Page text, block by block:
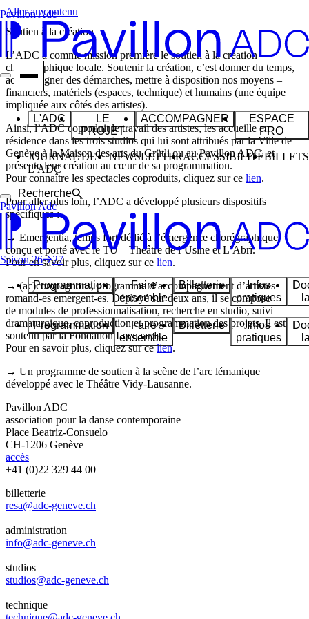
Aller au contenu
Pavillon Adc
L'ADC
LE
PROJET
ACCOMPAGNER
ESPACE
PRO
JOURNAL DE
L’ADC
NEWSLETTERACCESSIBILITÉBILLETS
Recherche
Pavillon Adc
Saison 26 27
Programmation
Faire
ensemble
Billetterie
Infos
pratiques
Programmation
Faire
ensemble
Billetterie
Infos
pratiques
Soutien à la création
L’ADC a comme mission première le soutien à la création
chorégraphique locale. Soutenir la création, c’est donner du temps,
accompagner des démarches, mettre à disposition nos moyens –
financiers, matériels (espaces, technique) et humains (une équipe
impliquée aux côtés des artistes).
Ainsi, l’ADC coproduit le travail des artistes, les accueille en
résidence dans les trois studios qui lui sont attribués par la Ville de
Genève à la Maison des arts du Grütli ou au Pavillon ADC, et
présente leur création au cœur de sa programmation.
Pour connaître les spectacles coproduits, cliquez sur ce lien.
Pour aller plus loin, l’ADC a développé plusieurs dispositifs
spécifiques :
→ Emergentia, temps fort dédié à l’émergence chorégraphique,
conçu et porté avec le TU – Théâtre de l’Usine et L’Abri.
Pour en savoir plus, cliquez sur ce lien.
→ (ac)compagnons, programme d’accompagnement d’artistes
romand-es emergent-es. Déployé sur deux ans, il se compose
de modules de professionnalisation, recherche en studio, suivi
dramaturgique, coproduction et programmation des projets. Il est
soutenu par la Fondation Leenaards.
Pour en savoir plus, cliquez sur celien.
→ Un programme de soutien à la scène de l’arc lémanique
développé avec le Théâtre Vidy-Lausanne.
Pavillon ADC
association pour la danse contemporaine
Place Beatriz-Consuelo
CH-1206 Genève
accès
+41 (0)22 329 44 00
billetterie
resa@adc-geneve.ch
administration
info@adc-geneve.ch
studios
studios@adc-geneve.ch
technique